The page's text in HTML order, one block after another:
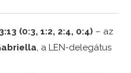
(0:3, 1:2, 2:4, 0:4) – az
, a LEN-delegátus